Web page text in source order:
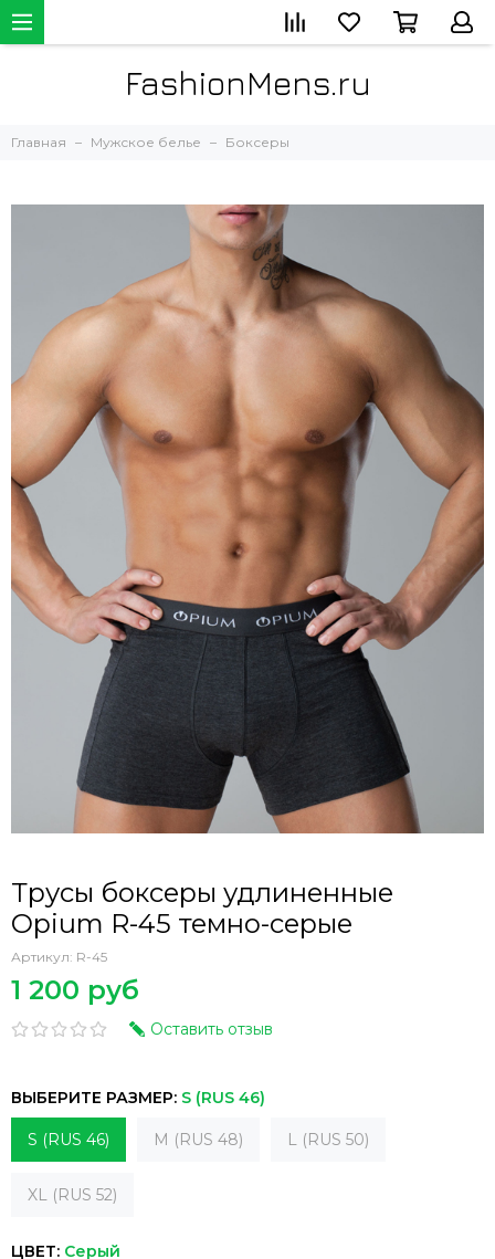
FashionMens.ru
Главная Мужское белье Боксеры
Трусы боксеры удлиненные
Opium R-45 темно-серые
Артикул: R-45
1 200 руб
Оставить отзыв
ВЫБЕРИТЕ РАЗМЕР: S (RUS 46)
S (RUS 46) M (RUS 48) L (RUS 50)
XL (RUS 52)
ЦВЕТ: Серый